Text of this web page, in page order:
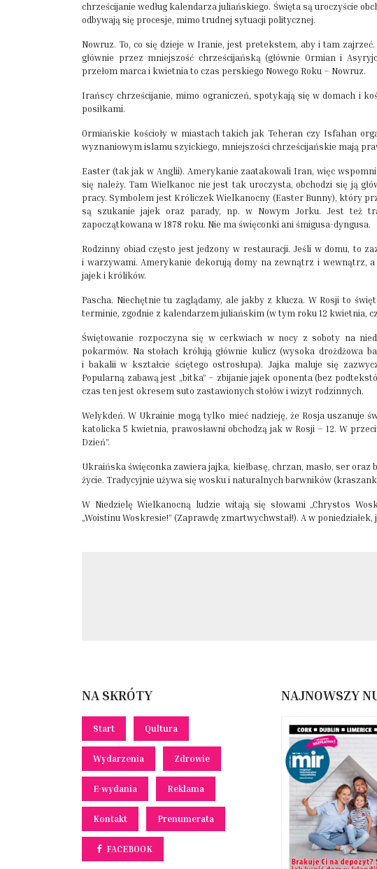
chrześcijanie według kalendarza juliańskiego. Święta są uroczyście
odbywają się procesje, mimo trudnej sytuacji politycznej.
Nowruz. To, co się dzieje w Iranie, jest pretekstem, aby i tam
głównie przez mniejszość chrześcijańską (głównie Ormian i
przełom marca i kwietnia to czas perskiego Nowego Roku – Nowruz.
Irańscy chrześcijanie, mimo ograniczeń, spotykają się w domach i
posiłkami.
Ormiańskie kościoły w miastach takich jak Teheran czy Isfahan
wyznaniowym islamu szyickiego, mniejszości chrześcijańskie mają
Easter (tak jak w Anglii). Amerykanie zaatakowali Iran, więc
się należy. Tam Wielkanoc nie jest tak uroczysta, obchodzi się ją
pracy. Symbolem jest Króliczek Wielkanocny (Easter Bunny), który
są szukanie jajek oraz parady, np. w Nowym Jorku. Jest też
zapoczątkowana w 1878 roku. Nie ma święconki ani śmigusa-dyngusa.
Rodzinny obiad często jest jedzony w restauracji. Jeśli w domu, to
i warzywami. Amerykanie dekorują domy na zewnątrz i wewnątrz,
jajek i królików.
Pascha. Niechętnie tu zaglądamy, ale jakby z klucza. W Rosji to
terminie, zgodnie z kalendarzem juliańskim (w tym roku 12 kwietnia,
Świętowanie rozpoczyna się w cerkwiach w nocy z soboty na
pokarmów. Na stołach królują głównie kulicz (wysoka drożdżowa
i bakalii w kształcie ściętego ostrosłupa). Jajka maluje się
Popularną zabawą jest „bitka” – zbijanie jajek oponenta (bez
czas ten jest okresem suto zastawionych stołów i wizyt rodzinnych.
Welykdeń. W Ukrainie mogą tylko mieć nadzieję, że Rosja uszanuje
katolicka 5 kwietnia, prawosławni obchodzą jak w Rosji – 12. W
Dzień”.
Ukraińska święconka zawiera jajka, kiełbasę, chrzan, masło, ser
życie. Tradycyjnie używa się wosku i naturalnych barwników
W Niedzielę Wielkanocną ludzie witają się słowami „Chrystos
„Woistinu Woskresie!” (Zaprawdę zmartwychwstał!). A w
NA SKRÓTY
Start Qultura
Wydarzenia Zdrowie
E-wydania Reklama
Kontakt Prenumerata
FACEBOOK
NAJNOWSZY